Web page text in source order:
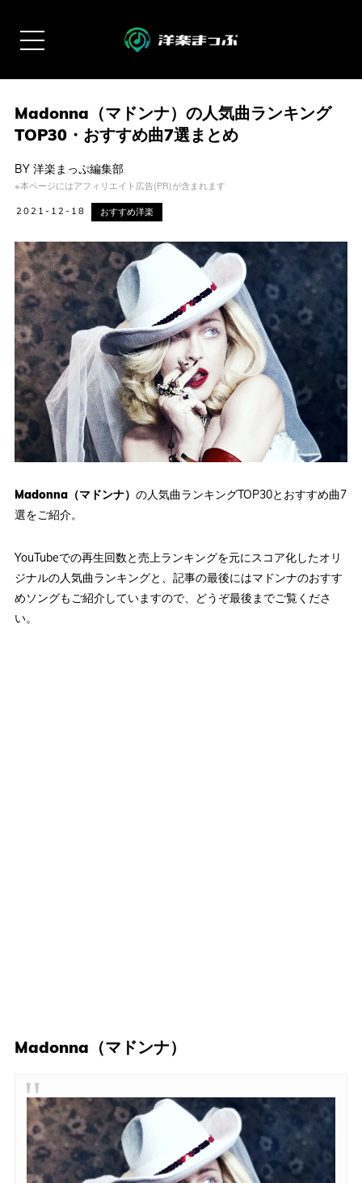
Madonna（マドンナ）の人気曲ランキング
TOP30・おすすめ曲7選まとめ
BY 洋楽まっぷ編集部
※本ページにはアフィリエイト広告(PR)が含まれます
2021-12-18 おすすめ洋楽
Madonna（マドンナ） の人気曲ランキングTOP30とおすすめ曲7
選をご紹介。
YouTubeでの再生回数と売上ランキングを元にスコア化したオリ
ジナルの人気曲ランキングと、記事の最後にはマドンナのおすす
めソングもご紹介していますので、どうぞ最後までご覧くださ
い。
Madonna（マドンナ）